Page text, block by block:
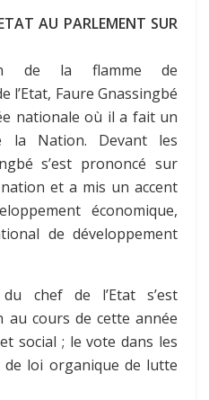
AU PARLEMENT SUR
de la flamme de
l’Etat, Faure Gnassingbé
nationale où il a fait un
la Nation. Devant les
s’est prononcé sur
et a mis un accent
économique,
de développement
chef de l’Etat s’est
au cours de cette année
social ; le vote dans les
de loi organique de lutte